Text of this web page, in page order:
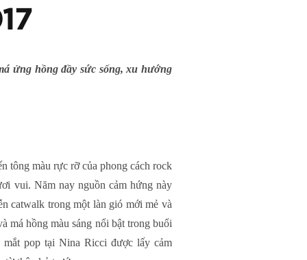
ửng hồng đầy sức sống, xu hướng
tông màu rực rỡ của phong cách rock
vui. Năm nay nguồn cảm hứng này
catwalk trong một làn gió mới mẻ và
má hồng màu sáng nổi bật trong buổi
mắt pop tại Nina Ricci được lấy cảm